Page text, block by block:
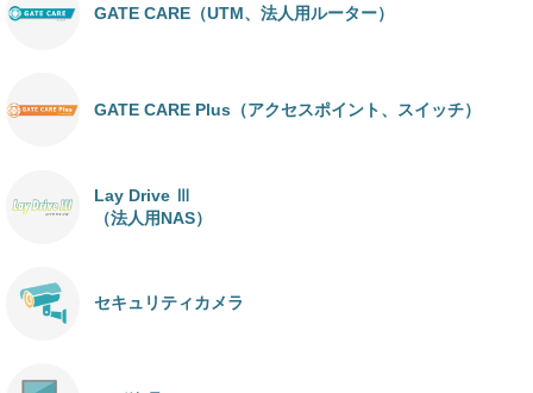
GATE CARE（UTM、法人用ルーター）
GATE CARE Plus（アクセスポイント、スイッチ）
Lay Drive Ⅲ
（法人用NAS）
セキュリティカメラ